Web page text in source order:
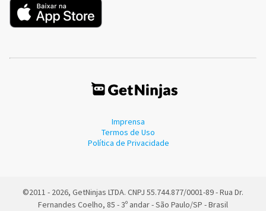
Imprensa
Termos de Uso
Política de Privacidade
©2011 - 2026, GetNinjas LTDA. CNPJ 55.744.877/0001-89 - Rua Dr.
Fernandes Coelho, 85 - 3º andar - São Paulo/SP - Brasil